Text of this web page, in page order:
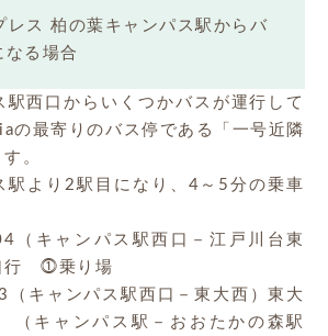
レス 柏の葉キャンパス駅からバ
なる場合
駅西口からいくつかバスが運行して
の最寄りのバス停である「一号近隣
。
駅より2駅目になり、4～5分の乗車
（キャンパス駅西口－江戸川台東
行 ⓵乗り場
（キャンパス駅西口－東大西）東大
キャンパス駅－おおたかの森駅